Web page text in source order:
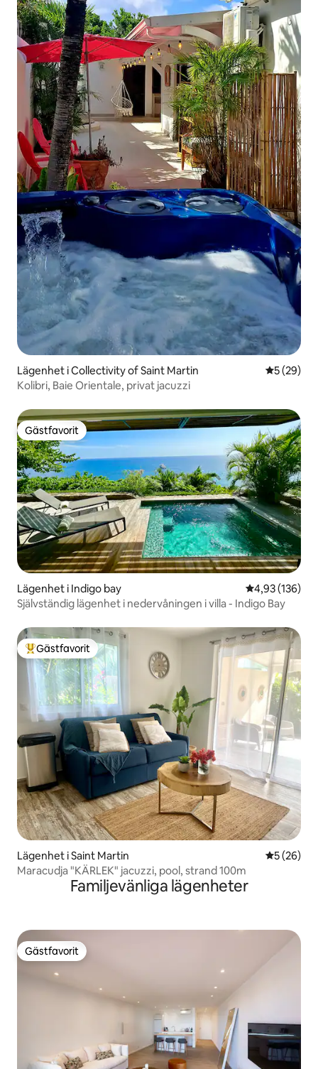
Lägenhet i Collectivity of Saint Martin 5 av 5 i
5 (29)
Kolibri, Baie Orientale, privat jacuzzi
Gästfavorit
Gästfavorit
Lägenhet i Indigo bay 4,93 av 5 i
4,93 (136)
Självständig lägenhet i nedervåningen i villa - Indigo Bay
Populär gästfavorit
Gästfavorit
Lägenhet i Saint Martin 5 av 5 i
5 (26)
Maracudja "KÄRLEK" jacuzzi, pool, strand 100m
Familjevänliga lägenheter
Gästfavorit
Gästfavorit